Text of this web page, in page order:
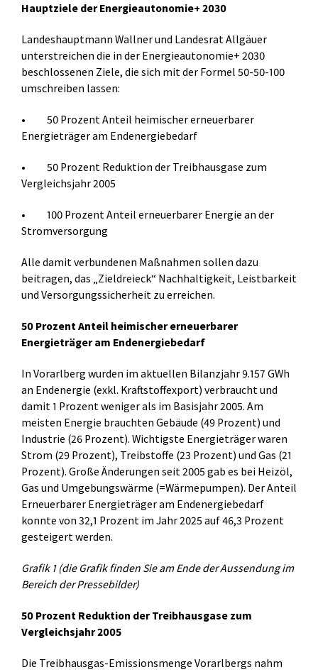
Hauptziele der Energieautonomie+ 2030
Landeshauptmann Wallner und Landesrat Allgäuer
unterstreichen die in der Energieautonomie+ 2030
beschlossenen Ziele, die sich mit der Formel 50-50-100
umschreiben lassen:
• 50 Prozent Anteil heimischer erneuerbarer
Energieträger am Endenergiebedarf
• 50 Prozent Reduktion der Treibhausgase zum
Vergleichsjahr 2005
• 100 Prozent Anteil erneuerbarer Energie an der
Stromversorgung
Alle damit verbundenen Maßnahmen sollen dazu
beitragen, das „Zieldreieck“ Nachhaltigkeit, Leistbarkeit
und Versorgungssicherheit zu erreichen.
50 Prozent Anteil heimischer erneuerbarer
Energieträger am Endenergiebedarf
In Vorarlberg wurden im aktuellen Bilanzjahr 9.157 GWh
an Endenergie (exkl. Kraftstoffexport) verbraucht und
damit 1 Prozent weniger als im Basisjahr 2005. Am
meisten Energie brauchten Gebäude (49 Prozent) und
Industrie (26 Prozent). Wichtigste Energieträger waren
Strom (29 Prozent), Treibstoffe (23 Prozent) und Gas (21
Prozent). Große Änderungen seit 2005 gab es bei Heizöl,
Gas und Umgebungswärme (=Wärmepumpen). Der Anteil
Erneuerbarer Energieträger am Endenergiebedarf
konnte von 32,1 Prozent im Jahr 2025 auf 46,3 Prozent
gesteigert werden.
Grafik 1 (die Grafik finden Sie am Ende der Aussendung im
Bereich der Pressebilder)
50 Prozent Reduktion der Treibhausgase zum
Vergleichsjahr 2005
Die Treibhausgas-Emissionsmenge Vorarlbergs nahm